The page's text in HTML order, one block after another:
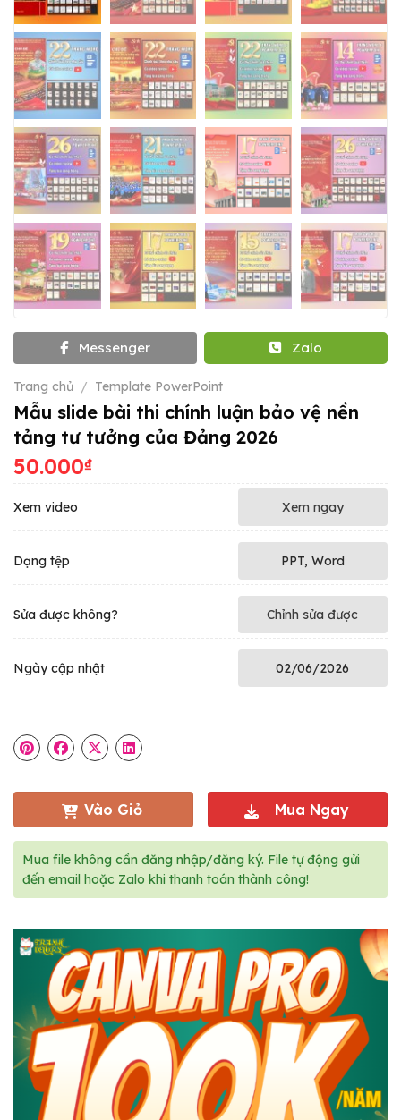
Messenger Zalo
Trang chủ / Template PowerPoint
Mẫu slide bài thi chính luận bảo vệ nền
tảng tư tưởng của Đảng 2026
50.000₫
Xem video Xem ngay
Dạng tệp PPT, Word
Sửa được không? Chỉnh sửa được
Ngày cập nhật 02/06/2026
Vào Giỏ Mua Ngay
Mua file không cần đăng nhập/đăng ký. File tự động gửi
đến email hoặc Zalo khi thanh toán thành công!